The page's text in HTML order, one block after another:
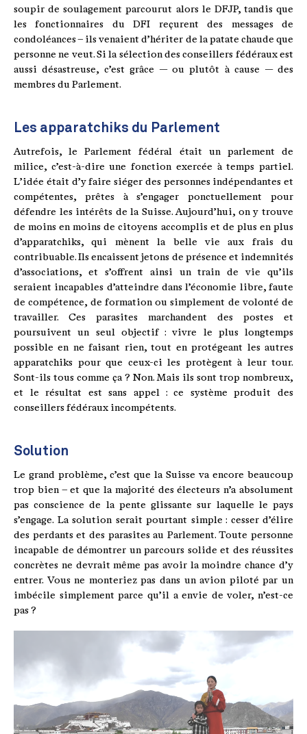
soupir de soulagement parcourut alors le DFJP, tandis que
les fonctionnaires du DFI reçurent des messages de
condoléances – ils venaient d’hériter de la patate chaude que
personne ne veut. Si la sélection des conseillers fédéraux est
aussi désastreuse, c’est grâce — ou plutôt à cause — des
membres du Parlement.
Les apparatchiks du Parlement
Autrefois, le Parlement fédéral était un parlement de
milice, c’est-à-dire une fonction exercée à temps partiel.
L’idée était d’y faire siéger des personnes indépendantes et
compétentes, prêtes à s’engager ponctuellement pour
défendre les intérêts de la Suisse. Aujourd’hui, on y trouve
de moins en moins de citoyens accomplis et de plus en plus
d’apparatchiks, qui mènent la belle vie aux frais du
contribuable. Ils encaissent jetons de présence et indemnités
d’associations, et s’offrent ainsi un train de vie qu’ils
seraient incapables d’atteindre dans l’économie libre, faute
de compétence, de formation ou simplement de volonté de
travailler. Ces parasites marchandent des postes et
poursuivent un seul objectif : vivre le plus longtemps
possible en ne faisant rien, tout en protégeant les autres
apparatchiks pour que ceux-ci les protègent à leur tour.
Sont-ils tous comme ça ? Non. Mais ils sont trop nombreux,
et le résultat est sans appel : ce système produit des
conseillers fédéraux incompétents.
Solution
Le grand problème, c’est que la Suisse va encore beaucoup
trop bien – et que la majorité des électeurs n’a absolument
pas conscience de la pente glissante sur laquelle le pays
s’engage. La solution serait pourtant simple : cesser d’élire
des perdants et des parasites au Parlement. Toute personne
incapable de démontrer un parcours solide et des réussites
concrètes ne devrait même pas avoir la moindre chance d’y
entrer. Vous ne monteriez pas dans un avion piloté par un
imbécile simplement parce qu’il a envie de voler, n’est-ce
pas ?